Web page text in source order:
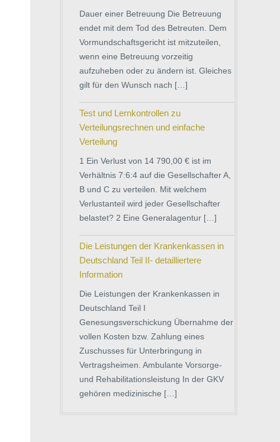
Dauer einer Betreuung Die Betreuung
endet mit dem Tod des Betreuten. Dem
Vormundschaftsgericht ist mitzuteilen,
wenn eine Betreuung vorzeitig
aufzuheben oder zu ändern ist. Gleiches
gilt für den Wunsch nach […]
Test und Lernkontrollen zu
Verteilungsrechnen und einfache
Verteilung
1 Ein Verlust von 14 790,00 € ist im
Verhältnis 7:6:4 auf die Gesellschafter A,
B und C zu verteilen. Mit welchem
Verlustanteil wird jeder Gesellschafter
belastet? 2 Eine Generalagentur […]
Die Leistungen der Krankenkassen in
Deutschland Teil II- detailliertere
Information
Die Leistungen der Krankenkassen in
Deutschland Teil I
Genesungsverschickung Übernahme der
vollen Kosten bzw. Zahlung eines
Zuschusses für Unterbringung in
Vertragsheimen. Ambulante Vorsorge-
und Rehabilitationsleistung In der GKV
gehören medizinische […]